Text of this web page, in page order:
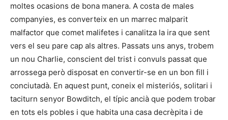
moltes ocasions de bona manera. A costa de males
companyies, es converteix en un marrec malparit
malfactor que comet malifetes i canalitza la ira que sent
vers el seu pare cap als altres. Passats uns anys, trobem
un nou Charlie, conscient del trist i convuls passat que
arrossega però disposat en convertir-se en un bon fill i
conciutadà. En aquest punt, coneix el misteriós, solitari i
taciturn senyor Bowditch, el típic ancià que podem trobar
en tots els pobles i que habita una casa decrèpita i de